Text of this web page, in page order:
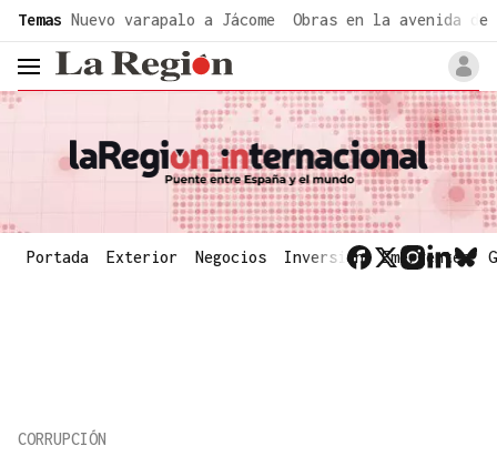
Temas Nuevo varapalo a Jácome Obras en la avenida de
header.menu.open
Portada Exterior Negocios Inversión Emergentes
CORRUPCIÓN